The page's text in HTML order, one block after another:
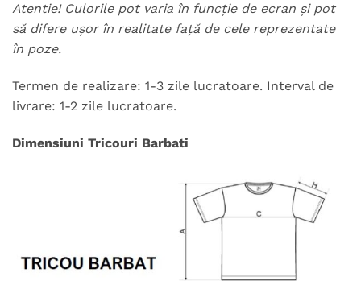
Atentie! Culorile pot varia în funcție de ecran și pot
să difere ușor în realitate față de cele reprezentate
în poze.
Termen de realizare: 1-3 zile lucratoare. Interval de
livrare: 1-2 zile lucratoare.
Dimensiuni Tricouri Barbati